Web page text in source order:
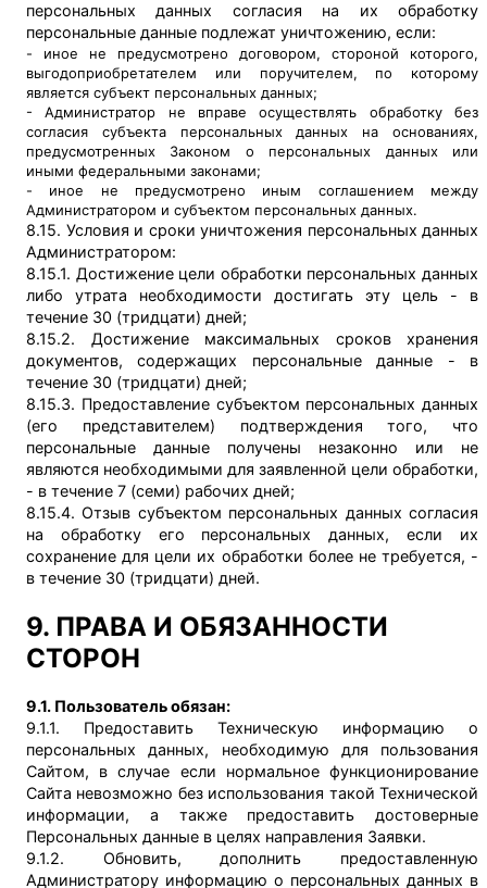
персональных данных согласия на их обработку
персональные данные подлежат уничтожению, если:
- иное не предусмотрено договором, стороной которого,
выгодоприобретателем или поручителем, по которому
является субъект персональных данных;
- Администратор не вправе осуществлять обработку без
согласия субъекта персональных данных на основаниях,
предусмотренных Законом о персональных данных или
иными федеральными законами;
- иное не предусмотрено иным соглашением между
Администратором и субъектом персональных данных.
8.15. Условия и сроки уничтожения персональных данных
Администратором:
8.15.1. Достижение цели обработки персональных данных
либо утрата необходимости достигать эту цель - в
течение 30 (тридцати) дней;
8.15.2. Достижение максимальных сроков хранения
документов, содержащих персональные данные - в
течение 30 (тридцати) дней;
8.15.3. Предоставление субъектом персональных данных
(его представителем) подтверждения того, что
персональные данные получены незаконно или не
являются необходимыми для заявленной цели обработки,
- в течение 7 (семи) рабочих дней;
8.15.4. Отзыв субъектом персональных данных согласия
на обработку его персональных данных, если их
сохранение для цели их обработки более не требуется, -
в течение 30 (тридцати) дней.
9. ПРАВА И ОБЯЗАННОСТИ
СТОРОН
9.1. Пользователь обязан:
9.1.1. Предоставить Техническую информацию о
персональных данных, необходимую для пользования
Сайтом, в случае если нормальное функционирование
Сайта невозможно без использования такой Технической
информации, а также предоставить достоверные
Персональных данные в целях направления Заявки.
9.1.2. Обновить, дополнить предоставленную
Администратору информацию о персональных данных в